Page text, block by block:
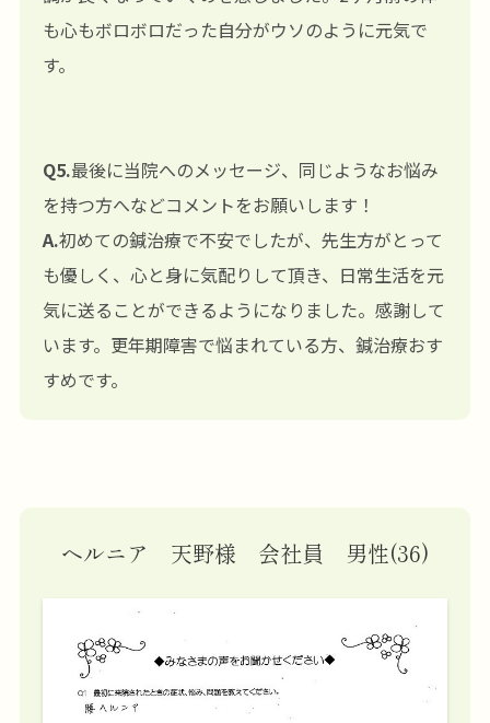
も心もボロボロだった自分がウソのように元気で
す。
Q5.最後に当院へのメッセージ、同じようなお悩み
を持つ方へなどコメントをお願いします！
A.初めての鍼治療で不安でしたが、先生方がとって
も優しく、心と身に気配りして頂き、日常生活を元
気に送ることができるようになりました。感謝して
います。更年期障害で悩まれている方、鍼治療おす
すめです。
ヘルニア 天野様 会社員 男性(36)